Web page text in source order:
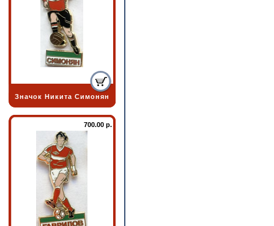
Значок Никита Симонян
700.00 р.